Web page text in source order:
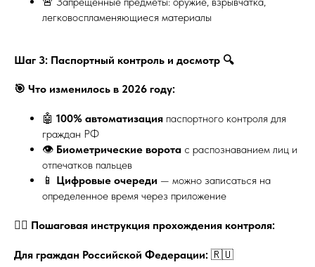
легковоспламеняющиеся материалы
Шаг 3: Паспортный контроль и досмотр 🔍
🎯 Что изменилось в 2026 году:
🤖 100% автоматизация паспортного контроля для
граждан РФ
👁️ Биометрические ворота с распознаванием лиц и
отпечатков пальцев
📱 Цифровые очереди — можно записаться на
определенное время через приложение
🚶‍♂️ Пошаговая инструкция прохождения контроля:
Для граждан Российской Федерации: 🇷🇺